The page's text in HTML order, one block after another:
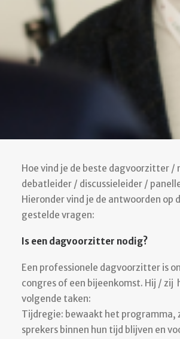
SEARCH
CART
Hoe vind je de beste dagvoorzitter /
debatleider / discussieleider /
Hieronder vind je de antwoorden op
gestelde vragen:
Is een dagvoorzitter nodig?
Een professionele dagvoorzitter is
congres of een bijeenkomst. Hij / zij
volgende taken:
Tijdregie: bewaakt het programma,
sprekers binnen hun tijd blijven en